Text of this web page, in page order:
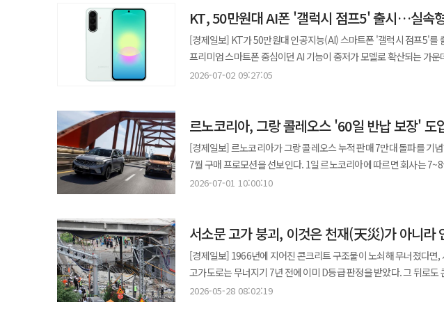
폴드8·플립8 출시에 맞춰 고객들이 단말 구매부터 콘텐츠 이용, 단말
프로그램을 준비했다"며 "앞으로도 고객 만족도를 높일 수 있는 혜
21대, 기아 전기차 9대에서는 고전압 배터리 화재 가능성이 확인됐다
제네시스 전동화 GV70과 전동화 G80, 기아 EV6와 EV9이다. 고전압 배터리 셀 제조공정 불량으로 셀 내부에서 단락이
발생해 화재로 이어질 수 있는 결함이다. 현대차와 제네시스, 기아가
판정을 받을 수 있다. 현대차와 제네시스는 대상 고객에게 무상 홈투홈 서비스도 제공한
리콜센터에서 차량번호 또는 차대번호(VIN) 입력을 통해 리콜 대상
조회 및 예약이 가능하다. 시정조치는 무상으로 진행되고, 서비스센
달라질 수 있다.
점에 유의해야 한다"고 강조했다.
일반사고 치사율 8.8%의 약 5배 수준이다. 금감원은 고속도로에서 사고가 발생하면 '비트박스'에 따라 대피해야 한다고
안내했다. 비트박스는 비상등을 켜고, 트렁크를 열고, 가드레일 밖으
방법이다. 안전을 확보한 이후에는 사고 현장과 차량 파손 부위 등을 사진이나 동영상으로 촬영해 증거를 확보해야 한다.
이후 보험회사에 사고를 접수하고 대인사고가 발생한 경우 경찰에 신
침수사고도 장마 시기에 집중된다. 최근 5년 평균 여름철 침수피해
호우특보 발효 여부를 확인하고 침수 예상 지역은 우회해야 한다. 지
중요하다. 차량 점검도 필요하다. 우천 시 시야 확보를 위해 와이퍼 마모도와 워셔액을 확인하고 제동력 확보를 위해
타이어 마모도와 공기압을 점검해야 한다. 빗길에서는 제동거리가 2
요구된다. 금감원은 침수 위험 차량 등에 보내는 긴급대피알림도 확인해야 한다고 설명했다. 해당 알림은 자동차보험
가입 정보를 활용해 침수사고 위험 차량 등에 대피 안내를 제공하는
침수피해 보장을 위해서는 차량 단독사고 손해 특약을 확인해야 한다
도난 손해를 주로 보장하는 것과 달리 차량 단독사고 손해 특약은 침
인한 내 차량 손해도 보상한다. 다만 자동차보험 특약은 가입일 24시부터 보장이 시작된다. 여름휴가 출발 전 보장을
KT, 50만원대 AI폰 '갤럭시 점프5' 출시…실속
[경제일보] KT가 50만원대 인공지능(AI) 스마트폰 '갤럭시 점프5'를
프리미엄 스마트폰 중심이던 AI 기능이 중저가 모델로 확산되는 가
소비자를 겨냥해 전용 단말 경쟁력을 강화하는 전략으로 풀이된다. 2일 KT는 전국 KT 매장과 공식 온라인몰
시리즈가 갤럭시 M시리즈를 기반으로 했던 것과 달리 처음으로 A시리즈를 적용한 것
블랙, 라이트 그린, 라이트 핑크 등 3가지 색상으로 출시된다. 오는 5
페스티벌'을 통해 디지털 온누리상품권을 제공한다. KT는 이번 제품을 통해 AI 기능 대중화에도 속도를 낸다는
계획이다. 지난해 출시한 갤럭시 점프4에 '서클 투 서치' 기능을 처음
전용 AI 기능인 '어썸 인텔리전스'를 추가했다. 또한 화면에 표시한 영역을 즉시 검색하는 '서클 투 서치', 사진 속
전망하고 있다. AI 기능이 스마트폰 구매의 주요 기준으로 자리 잡으
스마트폰 시장 선점에 나서는 모습이다. 제품 경쟁력도 강화했다. 갤럭시 점프5는 6.7형 대화면 디스플레이와 5000만
화소 카메라를 탑재해 영상 시청과 모바일 게임, 일상 촬영 등 다양한 환경에서 활
혜택도 마련했다. 구매 고객 선착순 1만명에게는 '밀리의 서재' 3개월
2026-07-02 09:27:05
르노코리아, 그랑 콜레오스 '60일 반납 보장'
[경제일보] 르노코리아가 그랑 콜레오스 누적 판매 7만대 돌파를 기
7월 구매 프로모션을 선보인다. 1일 르노코리아에 따르면 회사는 7~8월 두 달간 그랑 콜레오스를 구매하는 개인 고객을
대상으로 ‘만족의 확신, 반납의 자유’ 프로그램을 운영한다. 이 프로그램은 차량을 실제 운행한 뒤 만족하지 못할 경우
법적 비용을 제외한 영수증(세금계산서) 기준 차량 가격이며, 금융상
중도상환수수료, 차량 파손·오염 등에 따른 감가 및 원상복구 비용은 고객 부담이다. 르노코
콜레오스와 필랑트 구매 고객을 위한 ‘쓰리제로(3ZERO) 할부’도 새롭게 운영한다. 쓰리제로 할부
3개월 동안 원금과 이자를 납부하지 않는 금융 상품이다. 이후 4개월
이자를 상환할 수 있으며, 할부 원금 2500만원 이하 계약에 적용된다. 차종별 구매 혜택도 강화했다. 필랑트 구매 고객은
2026-07-01 10:00:10
서소문 고가 붕괴, 이것은 천재(天災)가 아니라
[경제일보] 1966년에 지어진 콘크리트 구조물이 노쇠해 무너졌다면
고가도로는 무너지기 7년 전에 이미 D등급 판정을 받았다. 그 뒤로
구조물이 2.9cm 주저앉는 이상 징후까지 확인됐다. 그 모든 경고를
2026-05-28 08:02:19